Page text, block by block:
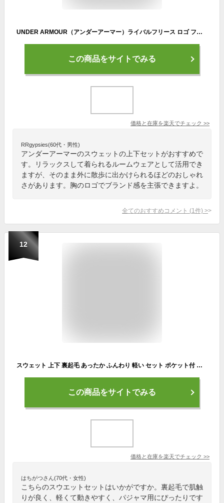
UNDER ARMOUR（アンダーアーマー）ライバルフリース ロゴ フーディー ジョガーパンツ 上下セット（1356318/1356416）（スポーツ/トレーニング/フィットネス/ランニング/ジム/ウェア/パーカー/フード付/スウェット/起毛/セットアップ/女性用/レディース）
この商品をサイトでみる
価格と在庫を楽天でチェック >>
RRgypsies(60代・男性)
アンダーアーマーのスウェットの上下セットがおすすめで
す。リラックスして着られるルームウェアとして活用でき
ますが、そのまま外に散歩に出かけられるほどのおしゃれ
さがあります。胸のロゴでブランド感を主張できますよ。
全てのおすすめコメント (1 件) >
12
スウェット 上下 裏起毛 あったか ふんわり 軽い セット ポケット付 楽ちん ルームウェア ナイトウェア 無地 長袖 男女兼用 メンズ レディース パジャマ 防寒 秋冬 寝間着 部屋着 トレーナー セットアップ S M L LL ブラック チャコール グレー ピンク
この商品をサイトでみる
価格と在庫を楽天でチェック >>
はちがつさん(70代・女性)
こちらのスウエットセットはいかがですか。裏起毛で肌触
りが良く、軽くて動きやすく、パジャマ用にぴったりです